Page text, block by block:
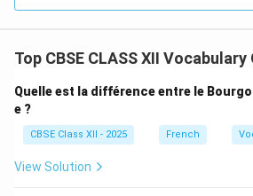
Top CBSE CLASS XII
Quelle est la différence entre le
e ?
CBSE Class XII - 2025 French
View Solution